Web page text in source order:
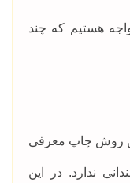
هستیم که چند
روش چاپ معرفی
ندارد. در این